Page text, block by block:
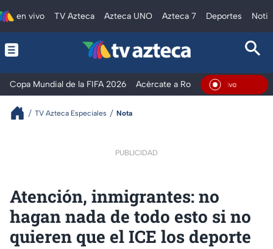
en vivo TV Azteca Azteca UNO Azteca 7 Deportes
Copa Mundial de la FIFA 2026 Acércate a Rocío Ventaneando
En Vivo
TV Azteca Especiales Nota
PUBLICIDAD
Atención, inmigrantes: no
hagan nada de todo esto si no
quieren que el ICE los deporte